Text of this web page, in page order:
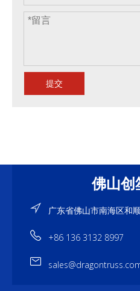
提交
佛山创
广东省佛山市南海区和
+86 136 3132 8997